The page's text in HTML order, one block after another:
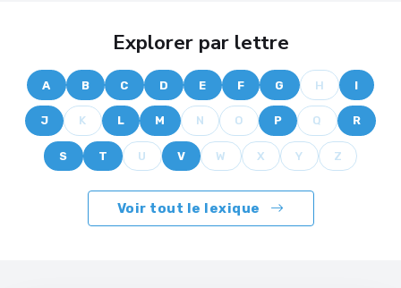
Explorer par lettre
A B C D E F G H I
J K L M N O P Q R
S T U V W X Y Z
Voir tout le lexique